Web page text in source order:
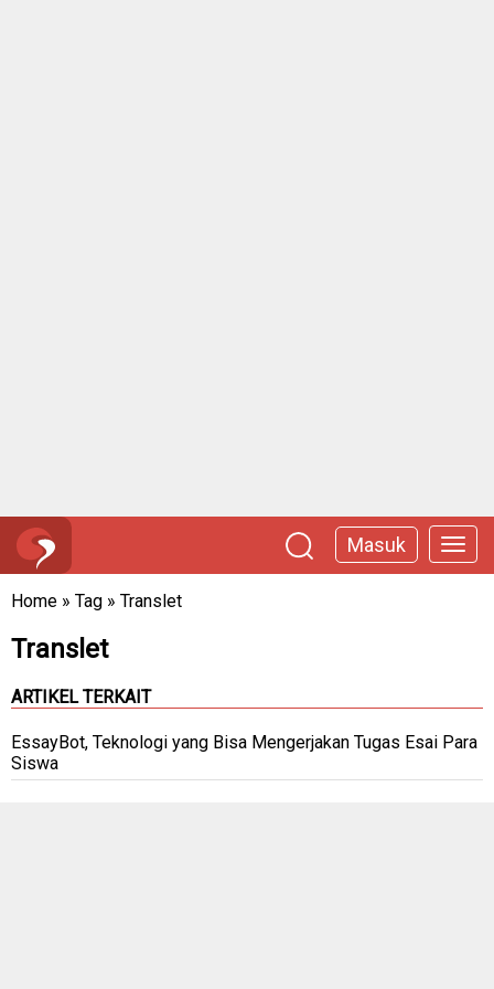
Masuk
Home » Tag » Translet
Translet
ARTIKEL TERKAIT
EssayBot, Teknologi yang Bisa Mengerjakan Tugas Esai Para
Siswa